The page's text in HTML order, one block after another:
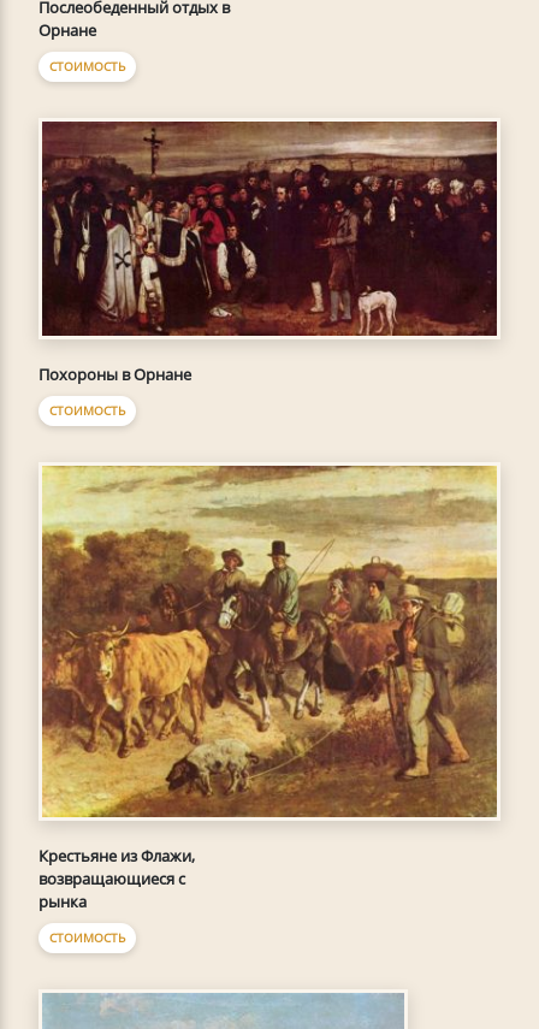
Послеобеденный отдых в
Орнане
СТОИМОСТЬ
Похороны в Орнане
СТОИМОСТЬ
Крестьяне из Флажи,
возвращающиеся с
рынка
СТОИМОСТЬ